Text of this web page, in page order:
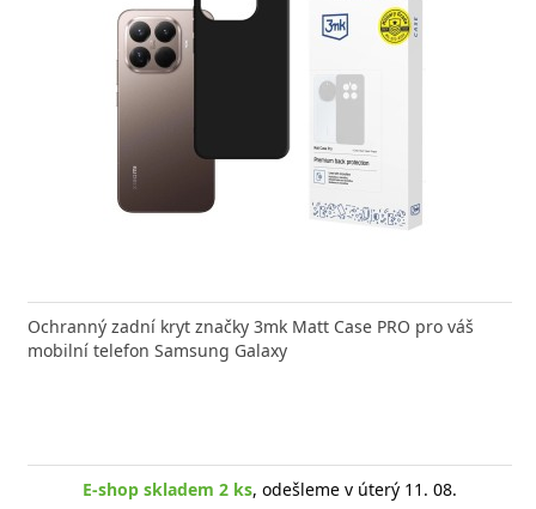
Ochranný zadní kryt značky 3mk Matt Case PRO pro váš
mobilní telefon Samsung Galaxy
E-shop skladem 2 ks, odešleme v úterý 11. 08.